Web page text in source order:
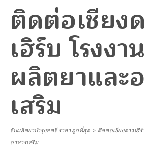
ติดต่อเชียง
เฮิร์บ โรงงา
ผลิตยาและ
เสริม
รับผลิตยาบำรุงสตรี ราคาถูกที่สุด > ติดต่อเชียงดาวเฮิ
อาหารเสริม